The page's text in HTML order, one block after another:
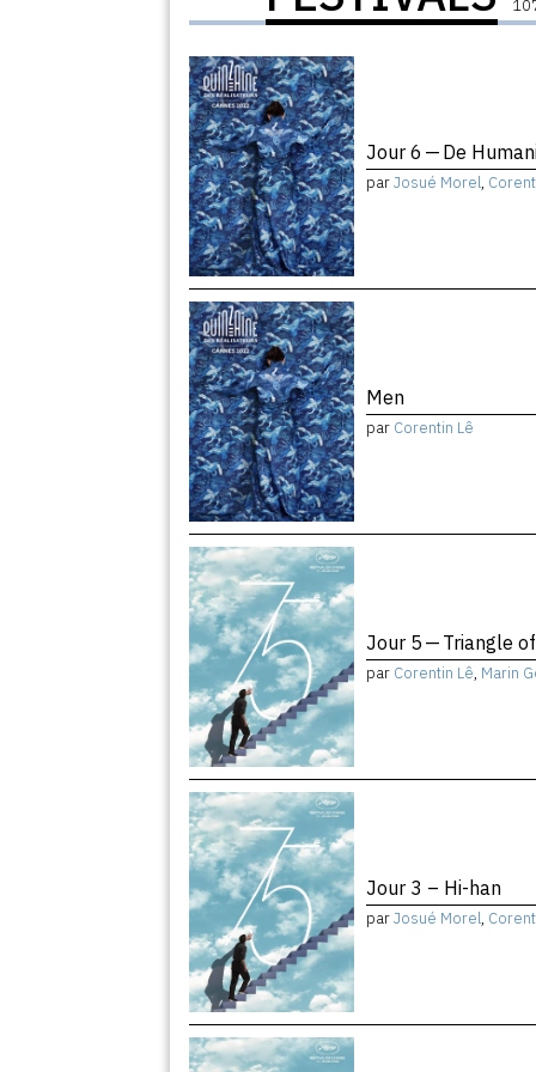
Jour 6 — De
parJosué Morel,
Men
par Corentin Lê
Jour 5 — Triangle
par Corentin Lê, Marin
Jour 3 – Hi-han
parJosué Morel,